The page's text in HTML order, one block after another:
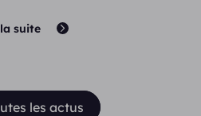
suite
les actus